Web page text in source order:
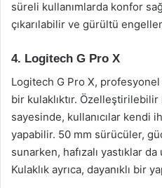
süreli kullanımlarda konfor
çıkarılabilir ve gürültü
4. Logitech G Pro X
Logitech G Pro X,
bir kulaklıktır.
sayesinde, kullanıcılar kendi
yapabilir. 50 mm sürücüler,
sunarken, hafızalı yastıklar
Kulaklık ayrıca, dayanıklı bir